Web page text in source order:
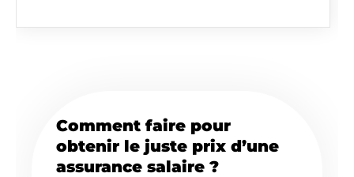
Comment faire pour
obtenir le juste prix d’une
assurance salaire ?